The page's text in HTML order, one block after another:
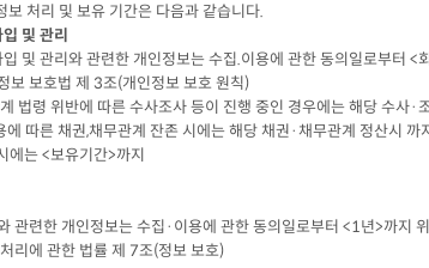
처리 및 보유 기간은 다음과 같습니다.
및 관리
입 및 관리와 관련한 개인정보는 수집.이용에 관한 동의일로
정보 보호법 제 3조(개인정보 보호 원칙)
계 법령 위반에 따른 수사조사 등이 진행 중인 경우에는 해당
에 따른 채권,채무관계 잔존 시에는 해당 채권·채무관계 정
시에는 <보유기간>까지
관련한 개인정보는 수집·이용에 관한 동의일로부터 <1년>
처리에 관한 법률 제 7조(정보 보호)